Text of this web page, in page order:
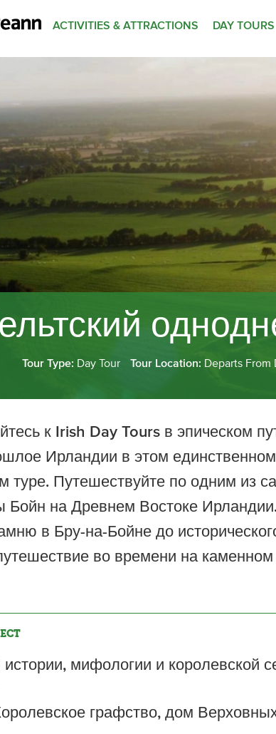
ACTIVITIES & ATTRACTIONS DAY TOURS
Tour Type: Day Tour Tour Location: Departs From
к Irish Day Tours в эпическом
Ирландии в этом
туре. Путешествуйте по одним из
Бойн на Древнем Востоке
в Бру-на-Бойне до
во времени на каменном
истории, мифологии и королевской
графство, дом